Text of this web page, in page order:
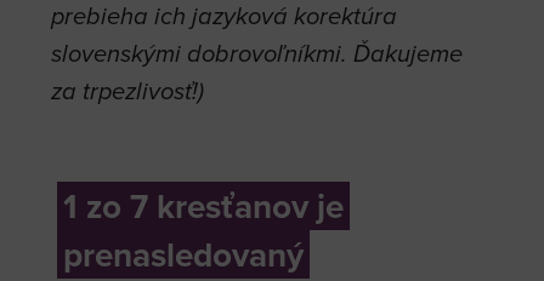
prebieha ich jazyková korektúra
slovenskými dobrovoľníkmi. Ďakujeme
za trpezlivosť!)
1 zo 7 kresťanov je
prenasledovaný